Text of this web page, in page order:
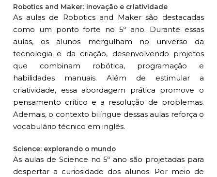
Robotics and Maker: inovação e criatividade
As aulas de Robotics and Maker são destacadas
como um ponto forte no 5º ano. Durante essas
aulas, os alunos mergulham no universo da
tecnologia e da criação, desenvolvendo projetos
que combinam robótica, programação e
habilidades manuais. Além de estimular a
criatividade, essa abordagem prática promove o
pensamento crítico e a resolução de problemas.
Ademais, o contexto bilíngue dessas aulas reforça o
vocabulário técnico em inglês.
Science: explorando o mundo
As aulas de Science no 5º ano são projetadas para
despertar a curiosidade dos alunos. Por meio de